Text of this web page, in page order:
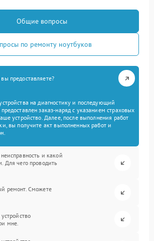
Общие вопросы
по ремонту ноутбуков
предоставляете?
на диагностику и последующий
заказ-наряд с указанием страховых
устройство. Далее, после выполнения работ
вы получите акт выполненных работ и
и какой
Для чего проводить
ремонт. Сможете
мне.